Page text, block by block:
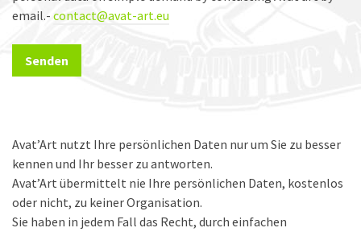
email.- contact@avat-art.eu
Avat’Art nutzt Ihre persönlichen Daten nur um Sie zu besser
kennen und Ihr besser zu antworten.
Avat’Art übermittelt nie Ihre persönlichen Daten, kostenlos
oder nicht, zu keiner Organisation.
Sie haben in jedem Fall das Recht, durch einfachen